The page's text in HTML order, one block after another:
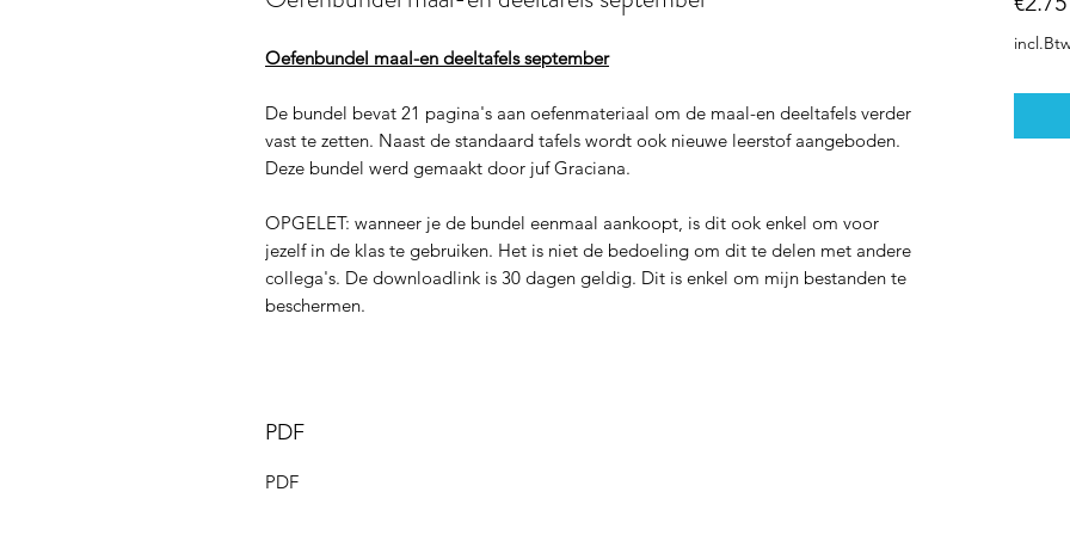
Oefenbundel maal-en deeltafels september
De bundel bevat 21 pagina's aan oefenmateriaal om de maal-en deeltafels verder
vast te zetten. Naast de standaard tafels wordt ook nieuwe leerstof aangeboden.
Deze bundel werd gemaakt door juf Graciana.
OPGELET: wanneer je de bundel eenmaal aankoopt, is dit ook enkel om voor
jezelf in de klas te gebruiken. Het is niet de bedoeling om dit te delen met andere
collega's. De downloadlink is 30 dagen geldig. Dit is enkel om mijn bestanden te
beschermen.
PDF
PDF